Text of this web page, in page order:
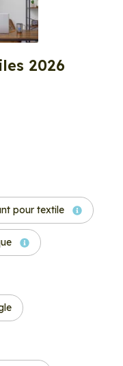
2026
pour textile